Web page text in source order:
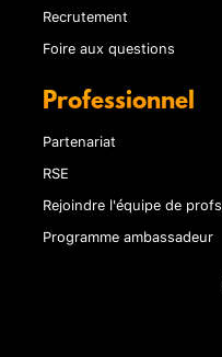
Recrutement
Foire aux questions
Professionnel
Partenariat
RSE
Rejoindre l'équipe de profs
Programme ambassadeur